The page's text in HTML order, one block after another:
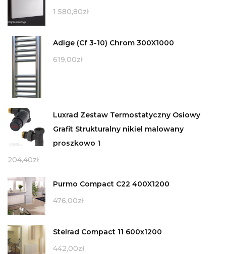
1 580,80zł
Adige (Cf 3-10) Chrom 300X1000
619,00zł
Luxrad Zestaw Termostatyczny Osiowy
Grafit Strukturalny nikiel malowany
proszkowo 1
204,40zł
Purmo Compact C22 400X1200
476,00zł
Stelrad Compact 11 600x1200
442,00zł